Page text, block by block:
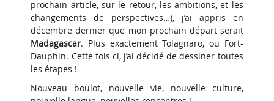
prochain article, sur le retour, les ambitions, et les
changements de perspectives…), j’ai appris en
décembre dernier que mon prochain départ serait
Madagascar. Plus exactement Tolagnaro, ou Fort-
Dauphin. Cette fois ci, j’ai décidé de dessiner toutes
les étapes !
Nouveau boulot, nouvelle vie, nouvelle culture,